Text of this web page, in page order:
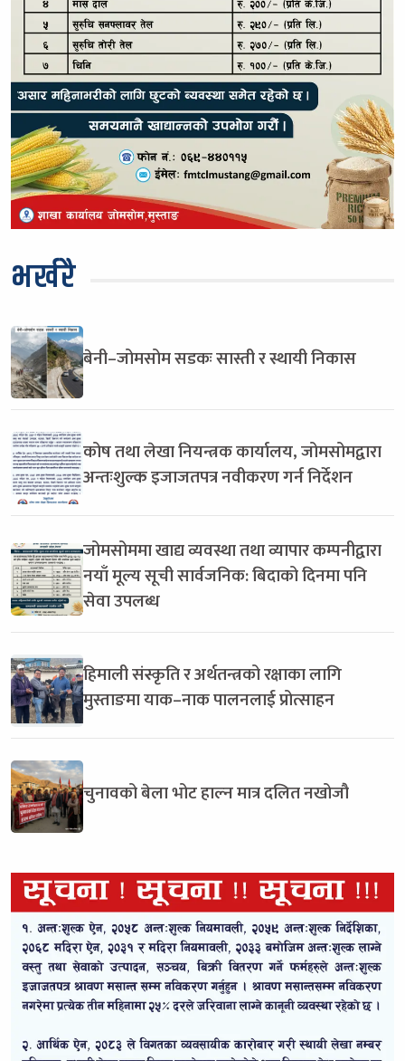
भर्खरै
बेनी–जोमसोम सडकः सास्ती र स्थायी निकास
कोष तथा लेखा नियन्त्रक कार्यालय, जोमसोमद्वारा
अन्तःशुल्क इजाजतपत्र नवीकरण गर्न निर्देशन
जोमसोममा खाद्य व्यवस्था तथा व्यापार कम्पनीद्वारा
नयाँ मूल्य सूची सार्वजनिक: बिदाको दिनमा पनि
सेवा उपलब्ध
हिमाली संस्कृति र अर्थतन्त्रको रक्षाका लागि
मुस्ताङमा याक–नाक पालनलाई प्रोत्साहन
चुनावको बेला भोट हाल्न मात्र दलित नखोजौ